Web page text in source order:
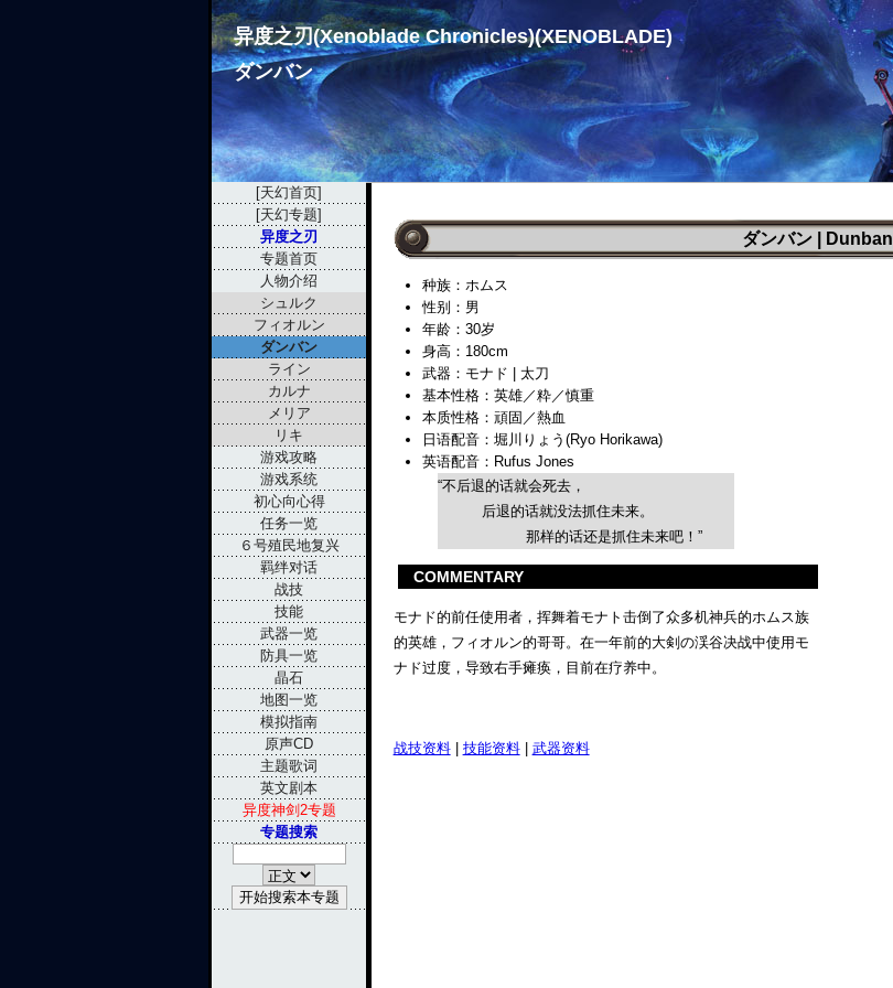
异度之刃(Xenoblade Chronicles)(XENOBLADE)
ダンバン
ダンバン | Dunban
种族：ホムス
性别：男
年龄：30岁
身高：180cm
武器：モナド | 太刀
基本性格：英雄／粋／慎重
本质性格：頑固／熱血
日语配音：堀川りょう(Ryo Horikawa)
英语配音：Rufus Jones
“不后退的话就会死去，
后退的话就没法抓住未来。
那样的话还是抓住未来吧！”
COMMENTARY
モナド的前任使用者，挥舞着モナト击倒了众多机神兵的ホムス族
的英雄，フィオルン的哥哥。在一年前的大剣の渓谷决战中使用モ
ナド过度，导致右手瘫痪，目前在疗养中。
战技资料| 技能资料| 武器资料
[天幻首页]
[天幻专题]
异度之刃
专题首页
人物介绍
シュルク
フィオルン
ダンバン
ライン
カルナ
メリア
リキ
游戏攻略
游戏系统
初心向心得
任务一览
６号殖民地复兴
羁绊对话
战技
技能
武器一览
防具一览
晶石
地图一览
模拟指南
原声CD
主题歌词
英文剧本
异度神剑2专题
专题搜索